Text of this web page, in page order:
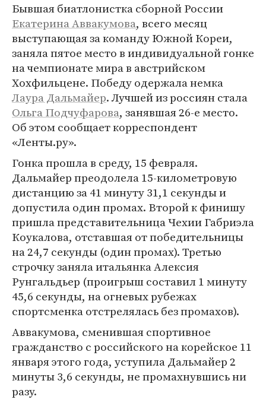
Бывшая биатлонистка сборной России
Екатерина Аввакумова, всего месяц
выступающая за команду Южной Кореи,
заняла пятое место в индивидуальной гонке
на чемпионате мира в австрийском
Хохфильцене. Победу одержала немка
Лаура Дальмайер. Лучшей из россиян стала
Ольга Подчуфарова, занявшая 26-е место.
Об этом сообщает корреспондент
«Ленты.ру».
Гонка прошла в среду, 15 февраля.
Дальмайер преодолела 15-километровую
дистанцию за 41 минуту 31,1 секунды и
допустила один промах. Второй к финишу
пришла представительница Чехии Габриэла
Коукалова, отставшая от победительницы
на 24,7 секунды (один промах). Третью
строчку заняла итальянка Алексия
Рунгальдьер (проигрыш составил 1 минуту
45,6 секунды, на огневых рубежах
спортсменка отстрелялась без промахов).
Аввакумова, сменившая спортивное
гражданство с российского на корейское 11
января этого года, уступила Дальмайер 2
минуты 3,6 секунды, не промахнувшись ни
разу.